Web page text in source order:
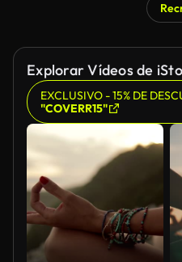
Explorar Vídeos de
EXCLUSIVO - 15% DE
"COVERR15"